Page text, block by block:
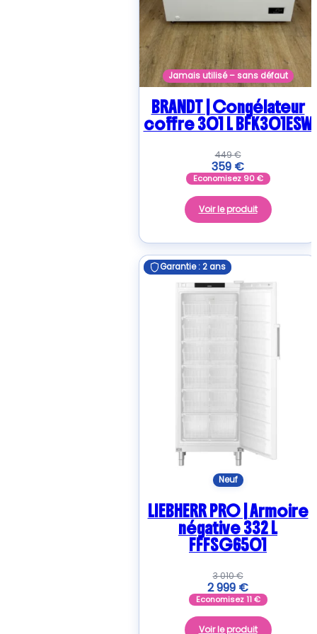
Jamais utilisé – sans défaut
BRANDT | Congélateur
coffre 301 L BFK301ESW
449€
359 €
Economisez 90€
Voir le produit
Garantie : 2 ans
Neuf
Garantie : 2 ans
LIEBHERR PRO | Armoire
négative 332 L
FFFSG6501
3 010€
2 999 €
Economisez11€
Voir le produit